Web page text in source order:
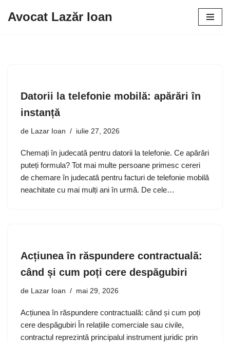
Avocat Lazăr Ioan
Datorii la telefonie mobilă: apărări în
instanță
de Lazar Ioan iulie 27, 2026
Chemați în judecată pentru datorii la telefonie. Ce apărări
puteți formula? Tot mai multe persoane primesc cereri
de chemare în judecată pentru facturi de telefonie mobilă
neachitate cu mai mulți ani în urmă. De cele…
Acțiunea în răspundere contractuală:
când și cum poți cere despăgubiri
de Lazar Ioan mai 29, 2026
Acțiunea în răspundere contractuală: când și cum poți
cere despăgubiri În relațiile comerciale sau civile,
contractul reprezintă principalul instrument juridic prin